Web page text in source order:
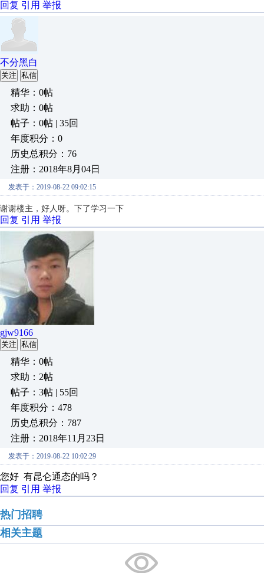
回复 引用 举报
不分黑白
关注 私信
精华：0帖
求助：0帖
帖子：0帖 | 35回
年度积分：0
历史总积分：76
注册：2018年8月04日
发表于：2019-08-22 09:02:15
谢谢楼主，好人呀。下了学习一下
回复 引用 举报
gjw9166
关注 私信
精华：0帖
求助：2帖
帖子：3帖 | 55回
年度积分：478
历史总积分：787
注册：2018年11月23日
发表于：2019-08-22 10:02:29
您好 有昆仑通态的吗？
回复 引用 举报
热门招聘
相关主题